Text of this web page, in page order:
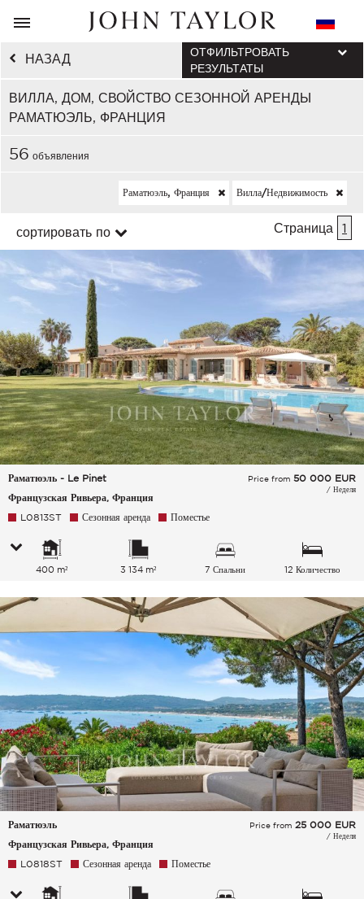
НАЗАД
ВИЛЛА, ДОМ, СВОЙСТВО СЕЗОННОЙ АРЕНДЫ
РАМАТЮЭЛЬ, ФРАНЦИЯ
ОТФИЛЬТРОВАТЬ
РЕЗУЛЬТАТЫ
56 объявления
Раматюэль, Франция Вилла/недвижимость
сортировать по Страница 1
Раматюэль - Le Pinet
Французская Ривьера, Франция
Price from 50 000 EUR
/ Неделя
L0813ST Сезонная аренда Поместье
400 m² 3 134 m² 7 Спальни
12 Количество
Раматюэль
Французская Ривьера, Франция
Price from 25 000 EUR
/ Неделя
L0818ST Сезонная аренда Поместье